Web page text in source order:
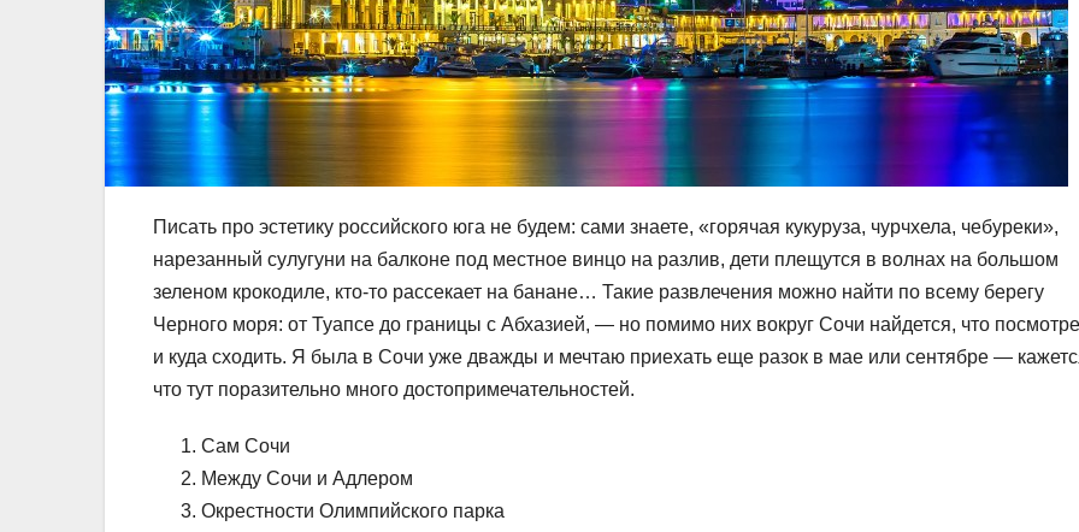
Писать про эстетику российского юга не будем: сами знаете, «горячая кукуруза, чурчхела, чебуреки»,
нарезанный сулугуни на балконе под местное винцо на разлив, дети плещутся в волнах на большом
зеленом крокодиле, кто-то рассекает на банане… Такие развлечения можно найти по всему берегу
Черного моря: от Туапсе до границы с Абхазией, — но помимо них вокруг Сочи найдется, что
и куда сходить. Я была в Сочи уже дважды и мечтаю приехать еще разок в мае или сентябре —
что тут поразительно много достопримечательностей.
Сам Сочи
Между Сочи и Адлером
Окрестности Олимпийского парка